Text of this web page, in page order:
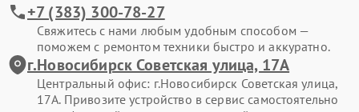
+7 (383) 300-78-27
Свяжитесь с нами любым удобным способом —
поможем с ремонтом техники быстро и аккуратно.
г.Новосибирск Советская улица, 17А
Центральный офис: г.Новосибирск Советская улица,
17А. Привозите устройство в сервис самостоятельно